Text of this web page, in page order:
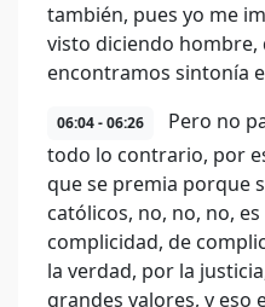
también, pues yo me
visto diciendo hombre,
encontramos sintonía
06:04 - 06:26
Pero no
todo lo contrario, por
que se premia porque
católicos, no, no, no,
complicidad, de
la verdad, por la
grandes valores, y eso